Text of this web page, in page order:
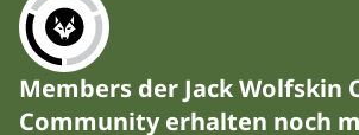
Members der Jack Wolfskin
Community erhalten noch